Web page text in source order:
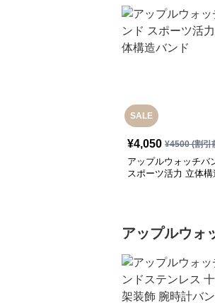
SALE
¥4,050 ¥4500(割引
アップルウォッチバ
スポーツ活力 立体構
アップルウォ